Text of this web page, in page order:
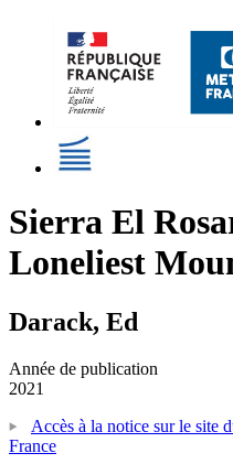
Sierra El
Loneliest
Darack, Ed
Année de publication
2021
Accès à la notice sur le site
France